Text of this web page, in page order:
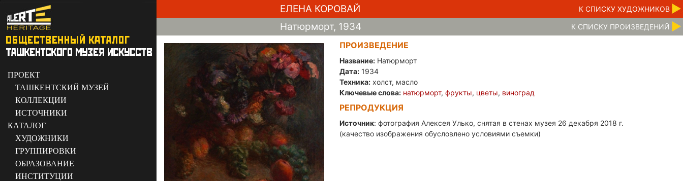
ПРОЕКТ
ТАШКЕНТСКИЙ МУЗЕЙ
КОЛЛЕКЦИИ
ИСТОЧНИКИ
КАТАЛОГ
ХУДОЖНИКИ
ГРУППИРОВКИ
ОБРАЗОВАНИЕ
ИНСТИТУЦИИ
ЕЛЕНА КОРОВАЙ К CПИСКУ ХУДОЖНИКОВ
Натюрморт, 1934 К CПИСКУ ПРОИЗВЕДЕНИЙ
ПРОИЗВЕДЕНИЕ
Название: Натюрморт
Дата: 1934
Техника: холст, масло
Ключевые слова: натюрморт,фрукты, цветы, виноград
РЕПРОДУКЦИЯ
Источник: фотография Алексея Улько, снятая в стенах музея 26 декабря 2018 г.
(качество изображения обусловлено условиями съемки)